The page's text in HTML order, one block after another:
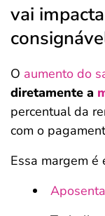
vai
O aumento do
diretamente a
percentual da
com o
Essa margem é